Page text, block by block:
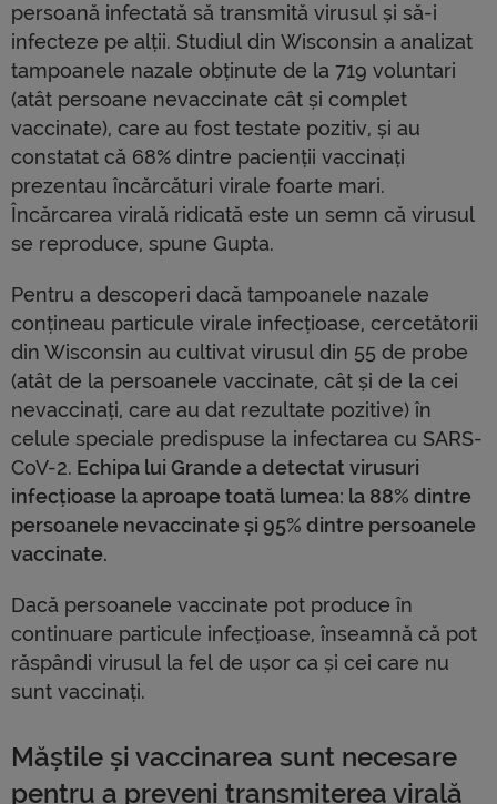
persoană infectată să transmită virusul și să-i
infecteze pe alții. Studiul din Wisconsin a analizat
tampoanele nazale obținute de la 719 voluntari
(atât persoane nevaccinate cât și complet
vaccinate), care au fost testate pozitiv, și au
constatat că 68% dintre pacienții vaccinați
prezentau încărcături virale foarte mari.
Încărcarea virală ridicată este un semn că virusul
se reproduce, spune Gupta.
Pentru a descoperi dacă tampoanele nazale
conțineau particule virale infecțioase, cercetătorii
din Wisconsin au cultivat virusul din 55 de probe
(atât de la persoanele vaccinate, cât și de la cei
nevaccinați, care au dat rezultate pozitive) în
celule speciale predispuse la infectarea cu SARS-
CoV-2. Echipa lui Grande a detectat virusuri
infecțioase la aproape toată lumea: la 88% dintre
persoanele nevaccinate și 95% dintre persoanele
vaccinate.
Dacă persoanele vaccinate pot produce în
continuare particule infecțioase, înseamnă că pot
răspândi virusul la fel de ușor ca și cei care nu
sunt vaccinați.
Măștile și vaccinarea sunt necesare
pentru a preveni transmiterea virală